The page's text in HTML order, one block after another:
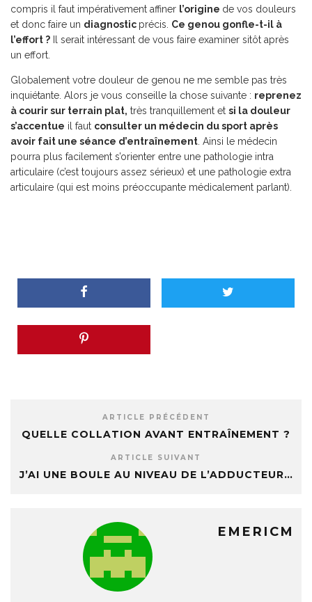
compris il faut impérativement affiner l’origine de vos douleurs
et donc faire un diagnostic précis. Ce genou gonfle-t-il à
l’effort ? Il serait intéressant de vous faire examiner sitôt après
un effort.
Globalement votre douleur de genou ne me semble pas très
inquiétante. Alors je vous conseille la chose suivante : reprenez
à courir sur terrain plat, très tranquillement et si la douleur
s’accentue il faut consulter un médecin du sport après
avoir fait une séance d’entraînement . Ainsi le médecin
pourra plus facilement s’orienter entre une pathologie intra
articulaire (c’est toujours assez sérieux) et une pathologie extra
articulaire (qui est moins préoccupante médicalement parlant).
ARTICLE PRÉCÉDENT
QUELLE COLLATION AVANT ENTRAÎNEMENT ?
ARTICLE SUIVANT
J’AI UNE BOULE AU NIVEAU DE L’ADDUCTEUR…
EMERICM